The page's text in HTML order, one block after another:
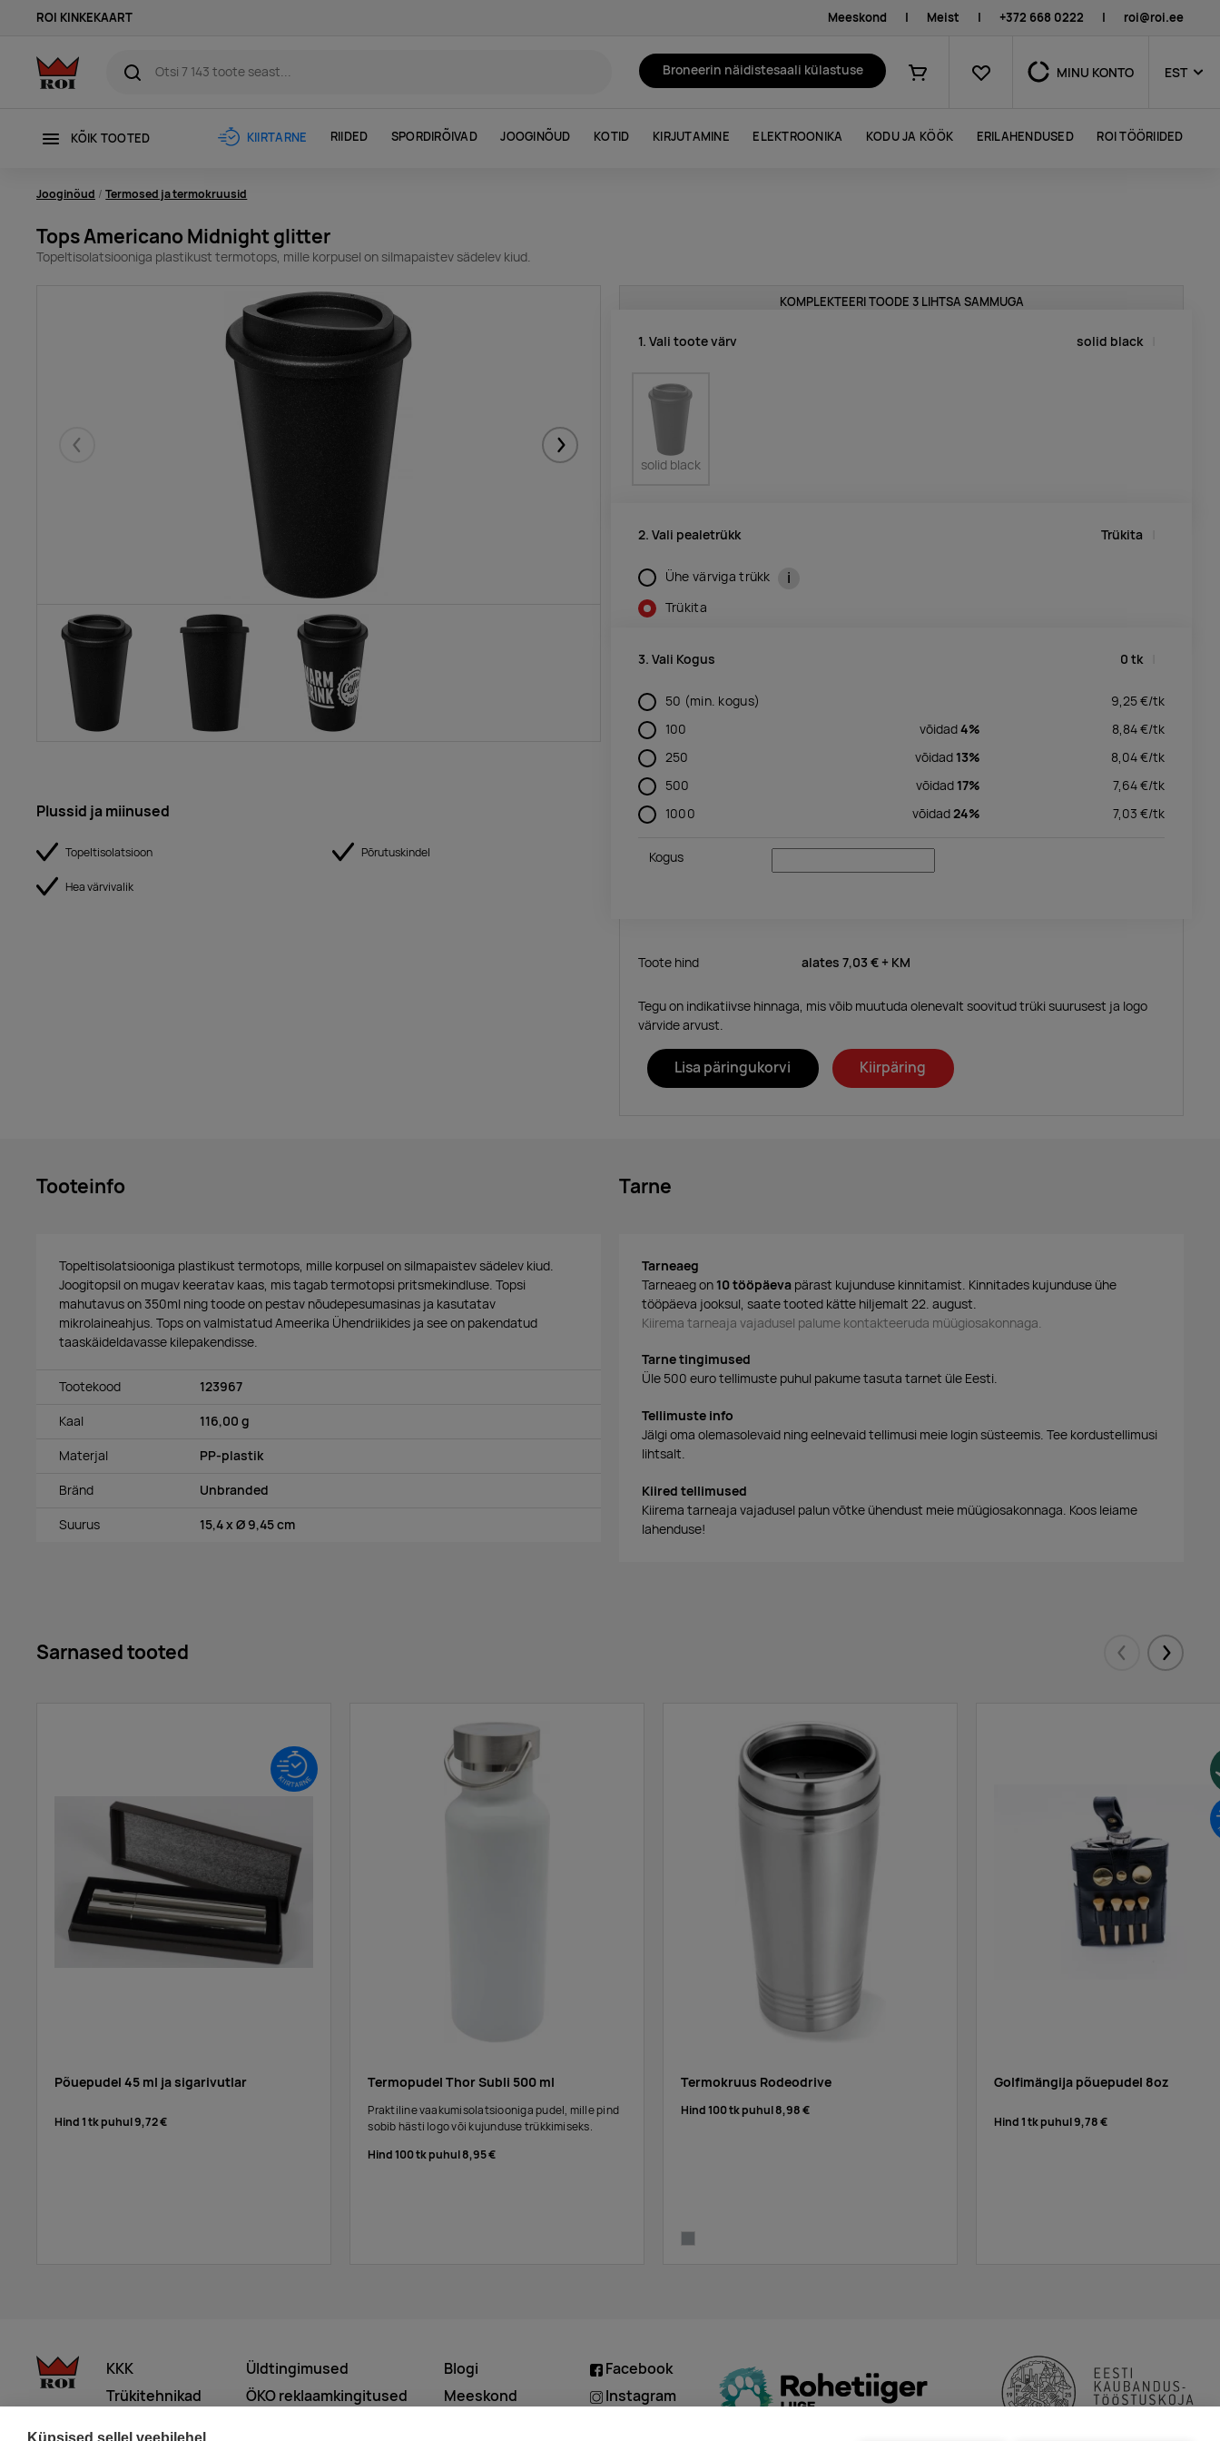
Küpsised sellel veebilehel
ROI KINKEKAART Meeskond | Meist | +372 668 0222 | roi@roi.ee
Broneerin näidistesaali külastuse
Ostukorv
Lemmikud MINU KONTO EST
KÕIK TOOTED KIIRTARNE RIIDED SPORDIRÕIVAD JOOGINÕUD KOTID KIRJUTAMINE ELEKTROONIKA KODU JA KÖÖK ERILAHENDUSED ROI TÖÖRIIDED
Jooginõud Termosed ja termokruusid
Tops Americano Midnight glitter
Topeltisolatsiooniga plastikust termotops, mille korpusel on silmapaistev sädelev kiud.
Eelmised Järgmised
Plussid ja miinused
Topeltisolatsioon Põrutuskindel
Hea värvivalik
KOMPLEKTEERI TOODE 3 LIHTSA SAMMUGA
1. Vali toote värv solid black
solid black
2. Vali pealetrükk Trükita
Ühe värviga trükk i
Trükita
3. Vali Kogus 0 tk
50 (min. kogus) 9,25€/tk
100
võidad4% 8,84€/tk
250
võidad 13% 8,04€/tk
500
võidad 17% 7,64€/tk
1000
võidad 24% 7,03 €/tk
Kogus
Toote hind alates 7,03 € + KM
Tegu on indikatiivse hinnaga, mis võib muutuda olenevalt soovitud trüki suurusest ja logo
värvide arvust.
Lisa päringukorvi Kiirpäring
Tooteinfo
Topeltisolatsiooniga plastikust termotops, mille korpusel on silmapaistev sädelev kiud.
Joogitopsil on mugav keeratav kaas, mis tagab termotopsi pritsmekindluse. Topsi
mahutavus on 350ml ning toode on pestav nõudepesumasinas ja kasutatav
mikrolaineahjus. Tops on valmistatud Ameerika Ühendriikides ja see on pakendatud
taaskäideldavasse kilepakendisse.
Tootekood 123967
Kaal 116,00 g
Materjal PP-plastik
Bränd Unbranded
Suurus 15,4 x Ø 9,45 cm
Tarne
Tarneaeg
Tarneaeg on 10 tööpäeva pärast kujunduse kinnitamist. Kinnitades kujunduse ühe
tööpäeva jooksul, saate tooted kätte hiljemalt 22. august.
Kiirema tarneaja vajadusel palume kontakteeruda müügiosakonnaga.
Tarne tingimused
Üle 500 euro tellimuste puhul pakume tasuta tarnet üle Eesti.
Tellimuste info
Jälgi oma olemasolevaid ning eelnevaid tellimusi meie login süsteemis. Tee kordustellimusi
lihtsalt.
Kiired tellimused
Kiirema tarneaja vajadusel palun võtke ühendust meie müügiosakonnaga. Koos leiame
lahenduse!
Sarnased tooted Eelmised
Põuepudel 45 ml ja sigarivutlar
Hind 1 tk puhul9,72 €
Termopudel Thor Subli 500 ml
Praktiline vaakumisolatsiooniga pudel, mille pind
sobib hästi logo või kujunduse trükkimiseks.
Hind 100 tk puhul8,95 €
Termokruus Rodeodrive
Hind 100 tk puhul8,98 €
Golfimängija põuepudel 8oz
Hind 1 tk puhul9,78 €
KKK
Trükitehnikad
Üldtingimused
ÖKO reklaamkingitused
Blogi
Meeskond
Facebook
Instagram